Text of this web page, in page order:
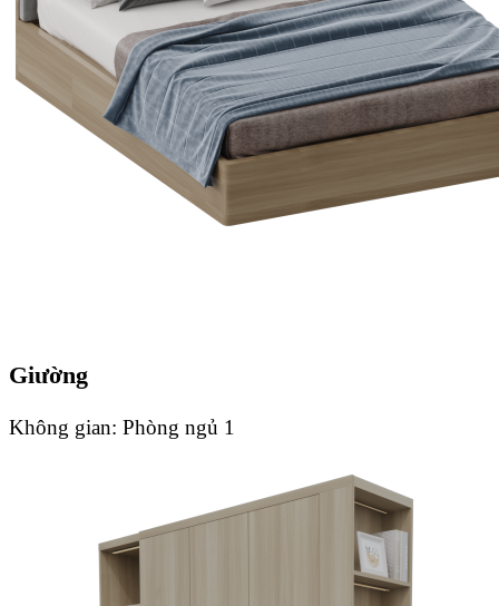
Giường
Không gian: Phòng ngủ 1